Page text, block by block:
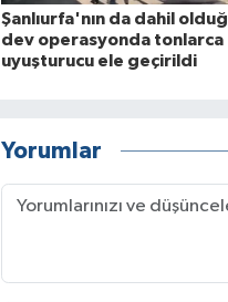
Şanlıurfa'nın da dahil
dev operasyonda tonlarca
uyuşturucu ele geçirildi
Yorumlar